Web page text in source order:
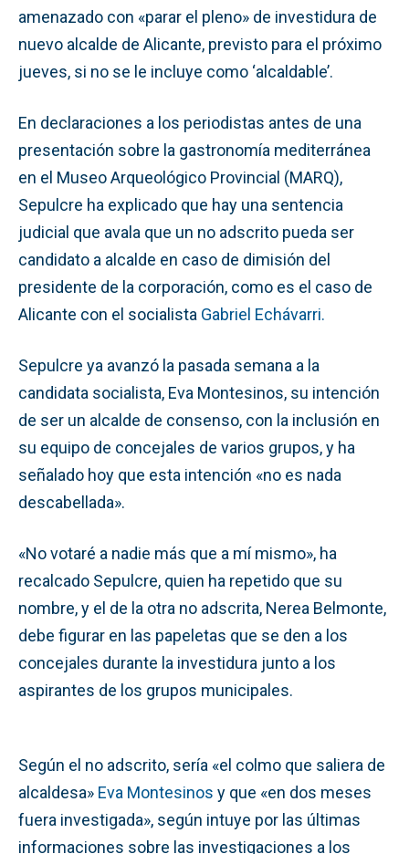
amenazado con «parar el pleno» de investidura de
nuevo alcalde de Alicante, previsto para el próximo
jueves, si no se le incluye como ‘alcaldable’.
En declaraciones a los periodistas antes de una
presentación sobre la gastronomía mediterránea
en el Museo Arqueológico Provincial (MARQ),
Sepulcre ha explicado que hay una sentencia
judicial que avala que un no adscrito pueda ser
candidato a alcalde en caso de dimisión del
presidente de la corporación, como es el caso de
Alicante con el socialista Gabriel Echávarri.
Sepulcre ya avanzó la pasada semana a la
candidata socialista, Eva Montesinos, su intención
de ser un alcalde de consenso, con la inclusión en
su equipo de concejales de varios grupos, y ha
señalado hoy que esta intención «no es nada
descabellada».
«No votaré a nadie más que a mí mismo», ha
recalcado Sepulcre, quien ha repetido que su
nombre, y el de la otra no adscrita, Nerea Belmonte,
debe figurar en las papeletas que se den a los
concejales durante la investidura junto a los
aspirantes de los grupos municipales.
Según el no adscrito, sería «el colmo que saliera de
alcaldesa» Eva Montesinos y que «en dos meses
fuera investigada», según intuye por las últimas
informaciones sobre las investigaciones a los